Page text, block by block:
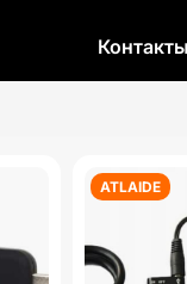
Контакты
ATLAIDE